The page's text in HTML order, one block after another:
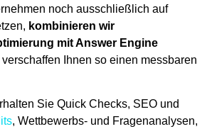
noch ausschließlich auf
kombinieren wir
mit Answer Engine
Ihnen so einen messbaren
Sie Quick Checks, SEO und
, Wettbewerbs- und Fragenanalysen,